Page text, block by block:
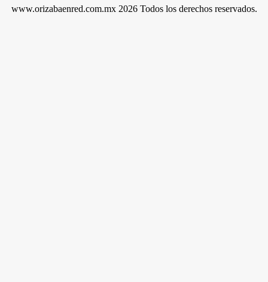
www.orizabaenred.com.mx 2026 Todos los derechos reservados.